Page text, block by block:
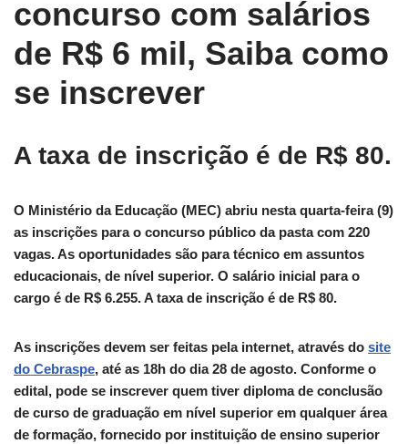
concurso com salários
de R$ 6 mil, Saiba como
se inscrever
A taxa de inscrição é de R$ 80.
O Ministério da Educação (MEC) abriu nesta quarta-feira (9)
as inscrições para o concurso público da pasta com 220
vagas. As oportunidades são para técnico em assuntos
educacionais, de nível superior. O salário inicial para o
cargo é de R$ 6.255. A taxa de inscrição é de R$ 80.
As inscrições devem ser feitas pela internet, através do site
do Cebraspe, até as 18h do dia 28 de agosto. Conforme o
edital, pode se inscrever quem tiver diploma de conclusão
de curso de graduação em nível superior em qualquer área
de formação, fornecido por instituição de ensino superior